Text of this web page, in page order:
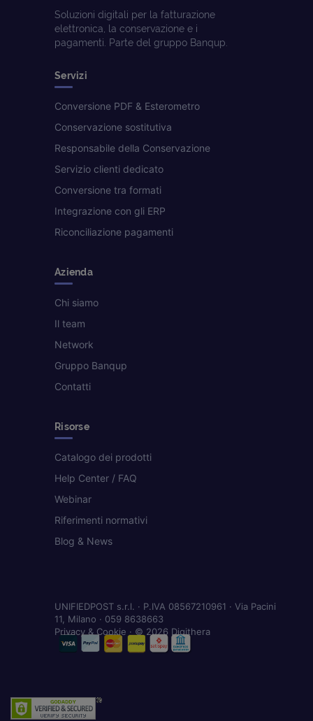
Soluzioni digitali per la fatturazione
elettronica, la conservazione e i
pagamenti. Parte del gruppo Banqup.
Servizi
Conversione PDF & Esterometro
Conservazione sostitutiva
Responsabile della Conservazione
Servizio clienti dedicato
Conversione tra formati
Integrazione con gli ERP
Riconciliazione pagamenti
Azienda
Chi siamo
Il team
Network
Gruppo Banqup
Contatti
Risorse
Catalogo dei prodotti
Help Center / FAQ
Webinar
Riferimenti normativi
Blog & News
UNIFIEDPOST s.r.l. · P.IVA 08567210961 · Via Pacini
11, Milano · 059 8638663
Privacy & Cookie · © 2026 Digithera